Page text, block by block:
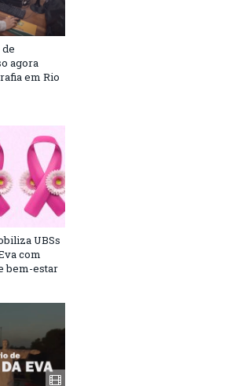
agora
em Rio
UBSs
com
bem-estar